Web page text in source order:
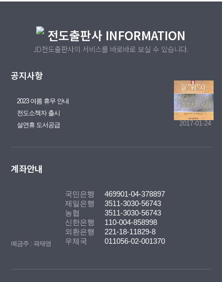
전도출판사 INFORMATION
JD전도출판사의 서비스를 바로바로 보실 수 있습니다.
공지사항
2023 여름 휴무 안내
2023-08-01
전도소책자 출시
2018-07-26
설연휴 도서공급
2017-01-24
계좌안내
예금주 : 곽재영
국민은행
469901-04-378897
제일은행
3511-3030-56743
농협
3511-3030-56743
신한은행
110-004-858998
외환은행
221-18-11829-8
우체국
011056-02-001370